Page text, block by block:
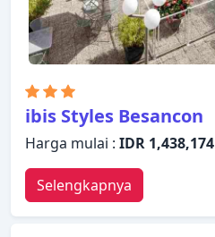
ibis Styles Besancon
Harga mulai : IDR 1,438,174
Selengkapnya